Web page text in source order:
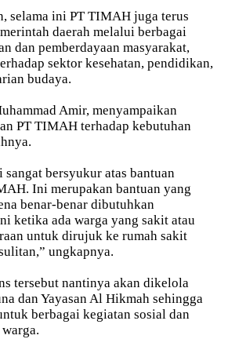
selama ini PT TIMAH juga terus
daerah melalui berbagai
dan pemberdayaan masyarakat,
sektor kesehatan, pendidikan,
budaya.
Amir, menyampaikan
PT TIMAH terhadap kebutuhan
bersyukur atas bantuan
Ini merupakan bantuan yang
benar-benar dibutuhkan
ketika ada warga yang sakit atau
untuk dirujuk ke rumah sakit
ungkapnya.
tersebut nantinya akan dikelola
dan Yayasan Al Hikmah sehingga
berbagai kegiatan sosial dan